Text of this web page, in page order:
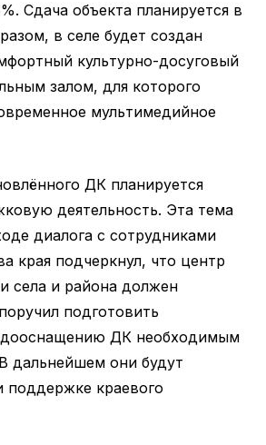
Сдача объекта планируется в
в селе будет создан
культурно-досуговый
залом, для которого
мультимедийное
ДК планируется
деятельность. Эта тема
диалога с сотрудниками
края подчеркнул, что центр
села и района должен
подготовить
ДК необходимым
дальнейшем они будут
поддержке краевого